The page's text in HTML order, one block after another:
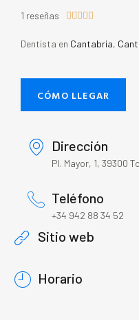
1 reseñas     
Dentista en Cantabria,
CÓMO LLEGAR
Dirección
Pl. Mayor, 1, 39300
Teléfono
+34 942 88 34 52
Sitio web
Horario